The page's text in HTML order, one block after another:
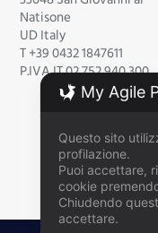
Natisone
UD Italy
T +39 0432 1847611
P.IVA IT 02 752 940 300
My Agile
Questo sito
profilazione.
Puoi accettare,
cookie
Chiudendo
accettare.